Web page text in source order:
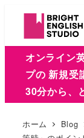
オンライン
プの 新規受
30分から、
ホーム Blog